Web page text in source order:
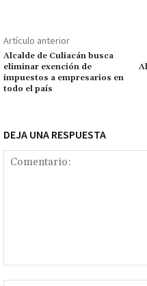
o
k
p
p
p
ar
tir
Artículo anterior
Alcalde de Culiacán busca
eliminar exención de
impuestos a empresarios en
todo el país
DEJA UNA RESPUESTA